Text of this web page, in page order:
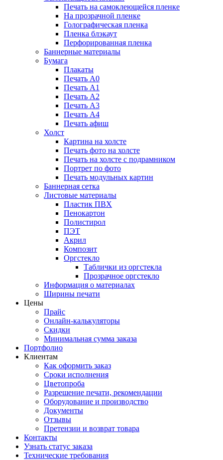
Печать на самоклеющейся пленке
На прозрачной пленке
Голографическая пленка
Пленка блэкаут
Перфорированная пленка
Баннерные материалы
Бумага
Плакаты
Печать А0
Печать А1
Печать А2
Печать А3
Печать А4
Печать афиш
Холст
Картина на холсте
Печать фото на холсте
Печать на холсте с подрамником
Портрет по фото
Печать модульных картин
Баннерная сетка
Листовые материалы
Пластик ПВХ
Пенокартон
Полистирол
ПЭТ
Акрил
Композит
Оргстекло
Таблички из оргстекла
Прозрачное оргстекло
Информация о материалах
Ширины печати
Цены
Прайс
Онлайн-калькуляторы
Скидки
Минимальная сумма заказа
Портфолио
Клиентам
Как оформить заказ
Сроки исполнения
Цветопроба
Разрешение печати, рекомендации
Оборудование и производство
Документы
Отзывы
Претензии и возврат товара
Контакты
Узнать статус заказа
Технические требования